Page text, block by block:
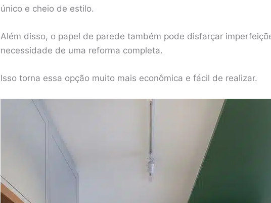
único e cheio de estilo.
Além disso, o papel de parede também pode disfarçar
necessidade de uma reforma completa.
Isso torna essa opção muito mais econômica e fácil de realizar.